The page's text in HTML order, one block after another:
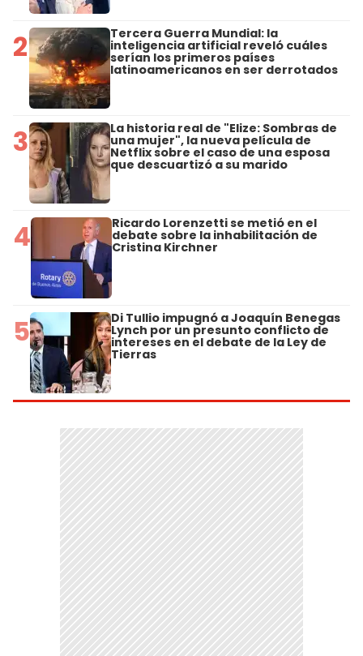
2 Tercera Guerra Mundial: la
inteligencia artificial reveló cuáles
serían los primeros países
latinoamericanos en ser derrotados
3 La historia real de "Elize: Sombras de
una mujer", la nueva película de
Netflix sobre el caso de una esposa
que descuartizó a su marido
4 Ricardo Lorenzetti se metió en el
debate sobre la inhabilitación de
Cristina Kirchner
5 Di Tullio impugnó a Joaquín Benegas
Lynch por un presunto conflicto de
intereses en el debate de la Ley de
Tierras